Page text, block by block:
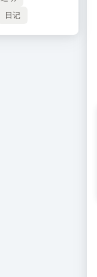
日记